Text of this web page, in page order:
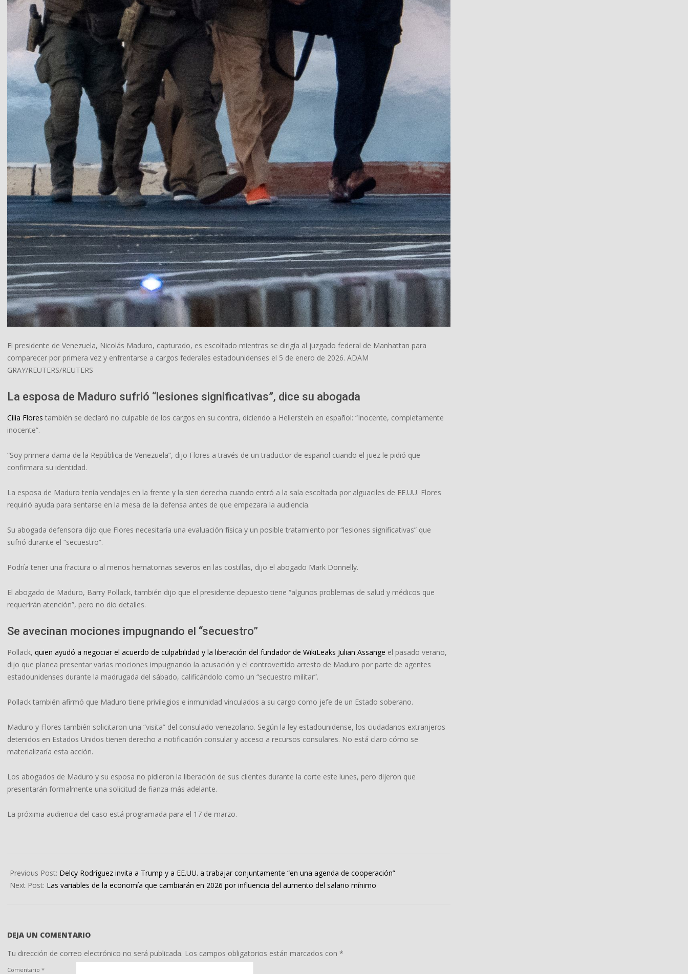
El presidente de Venezuela, Nicolás Maduro, capturado, es escoltado mientras se dirigía al juzgado federal de Manhattan para
comparecer por primera vez y enfrentarse a cargos federales estadounidenses el 5 de enero de 2026. ADAM
GRAY/REUTERS/REUTERS
La esposa de Maduro sufrió “lesiones significativas”, dice su abogada
Cilia Flores también se declaró no culpable de los cargos en su contra, diciendo a Hellerstein en español: “Inocente, completamente
inocente”.
“Soy primera dama de la República de Venezuela”, dijo Flores a través de un traductor de español cuando el juez le pidió que
confirmara su identidad.
La esposa de Maduro tenía vendajes en la frente y la sien derecha cuando entró a la sala escoltada por alguaciles de EE.UU. Flores
requirió ayuda para sentarse en la mesa de la defensa antes de que empezara la audiencia.
Su abogada defensora dijo que Flores necesitaría una evaluación física y un posible tratamiento por “lesiones significativas” que
sufrió durante el “secuestro”.
Podría tener una fractura o al menos hematomas severos en las costillas, dijo el abogado Mark Donnelly.
El abogado de Maduro, Barry Pollack, también dijo que el presidente depuesto tiene “algunos problemas de salud y médicos que
requerirán atención”, pero no dio detalles.
Se avecinan mociones impugnando el “secuestro”
Pollack, quien ayudó a negociar el acuerdo de culpabilidad y la liberación del fundador de WikiLeaks Julian Assange el pasado verano,
dijo que planea presentar varias mociones impugnando la acusación y el controvertido arresto de Maduro por parte de agentes
estadounidenses durante la madrugada del sábado, calificándolo como un “secuestro militar”.
Pollack también afirmó que Maduro tiene privilegios e inmunidad vinculados a su cargo como jefe de un Estado soberano.
Maduro y Flores también solicitaron una “visita” del consulado venezolano. Según la ley estadounidense, los ciudadanos extranjeros
detenidos en Estados Unidos tienen derecho a notificación consular y acceso a recursos consulares. No está claro cómo se
materializaría esta acción.
Los abogados de Maduro y su esposa no pidieron la liberación de sus clientes durante la corte este lunes, pero dijeron que
presentarán formalmente una solicitud de fianza más adelante.
La próxima audiencia del caso está programada para el 17 de marzo.
01-
06
Previous Post: Delcy Rodríguez invita a Trump y a EE.UU. a trabajar conjuntamente “en una agenda de cooperación”
Next Post: Las variables de la economía que cambiarán en 2026 por influencia del aumento del salario mínimo
DEJA UN COMENTARIO
Tu dirección de correo electrónico no será publicada. Los campos obligatorios están marcados con *
Comentario *